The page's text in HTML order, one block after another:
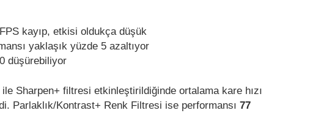
kayıp, etkisi oldukça düşük
yaklaşık yüzde 5 azaltıyor
düşürebiliyor
ile Sharpen+ filtresi etkinleştirildiğinde ortalama kare hızı
Parlaklık/Kontrast+ Renk Filtresi ise performansı 77